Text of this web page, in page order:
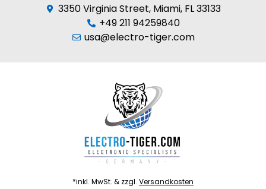
3350 Virginia Street, Miami, FL 33133
+49 211 94259840
usa@electro-tiger.com
*inkl. MwSt. & zzgl. Versandkosten